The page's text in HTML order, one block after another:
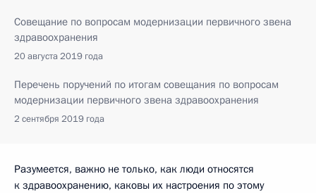
Совещание по вопросам модернизации первичного звена
здравоохранения
20 августа 2019 года
Перечень поручений по итогам совещания по вопросам
модернизации первичного звена здравоохранения
2 сентября 2019 года
Разумеется, важно не только, как люди относятся
к здравоохранению, каковы их настроения по этому